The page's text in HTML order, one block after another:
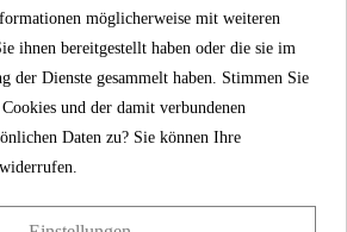
verstellbaren Geschirrbrause
flexible
in der Küche. Zum Beispiel
Obst und Gemüse oder aber für
bevor das Geschirr in den
wird.
möglicherweise mit weiteren
ihnen bereitgestellt haben oder die sie im
der Dienste gesammelt haben. Stimmen Sie
und der damit verbundenen
Daten zu? Sie können Ihre